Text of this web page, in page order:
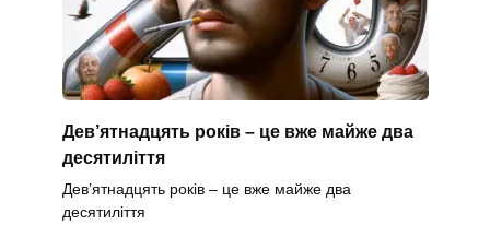
Дев’ятнадцять років – це вже майже два
десятиліття
Дев’ятнадцять років – це вже майже два
десятиліття